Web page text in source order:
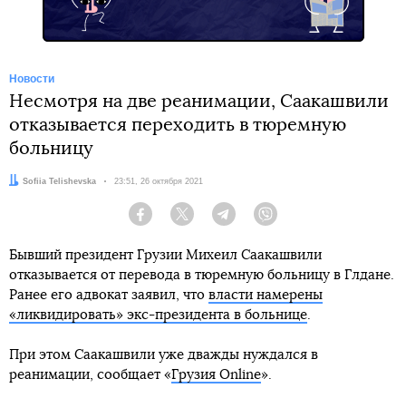
Новости
Несмотря на две реанимации, Саакашвили
отказывается переходить в тюремную
больницу
Автор:
Sofiia Telishevska Дата:
23:51, 26 октября 2021
Facebook Twitter Telegram
Бывший президент Грузии Михеил Саакашвили
отказывается от перевода в тюремную больницу в Глдане.
Ранее его адвокат заявил, что власти намерены
«ликвидировать» экс-президента в больнице.
При этом Саакашвили уже дважды нуждался в
реанимации, сообщает «Грузия Online».